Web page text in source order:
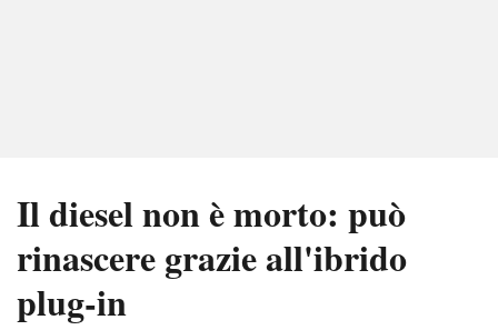
Il diesel non è morto: può
rinascere grazie all'ibrido
plug-in